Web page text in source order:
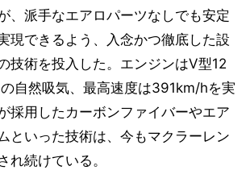
、派手なエアロパーツなしでも安定
現できるよう、入念かつ徹底した設
技術を投入した。エンジンはV型12
自然吸気、最高速度は391km/hを実
採用したカーボンファイバーやエア
といった技術は、今もマクラーレン
れ続けている。